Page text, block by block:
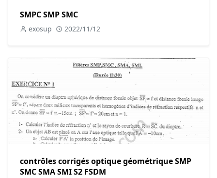
SMPC SMP SMC
exosup 2022/11/12
contrôles corrigés optique géométrique SMP
SMC SMA SMI S2 FSDM